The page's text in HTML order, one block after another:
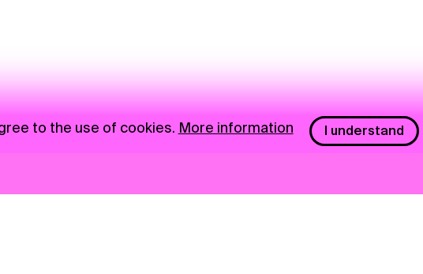
to the use of cookies. More information I understand